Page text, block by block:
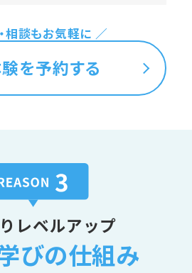
相談もお気軽に ／
を予約する
レベルアップ
びの仕組み